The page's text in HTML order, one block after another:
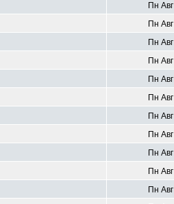
Пн
Пн
Пн
Пн
Пн
Пн
Пн
Пн
Пн
Пн
Пн